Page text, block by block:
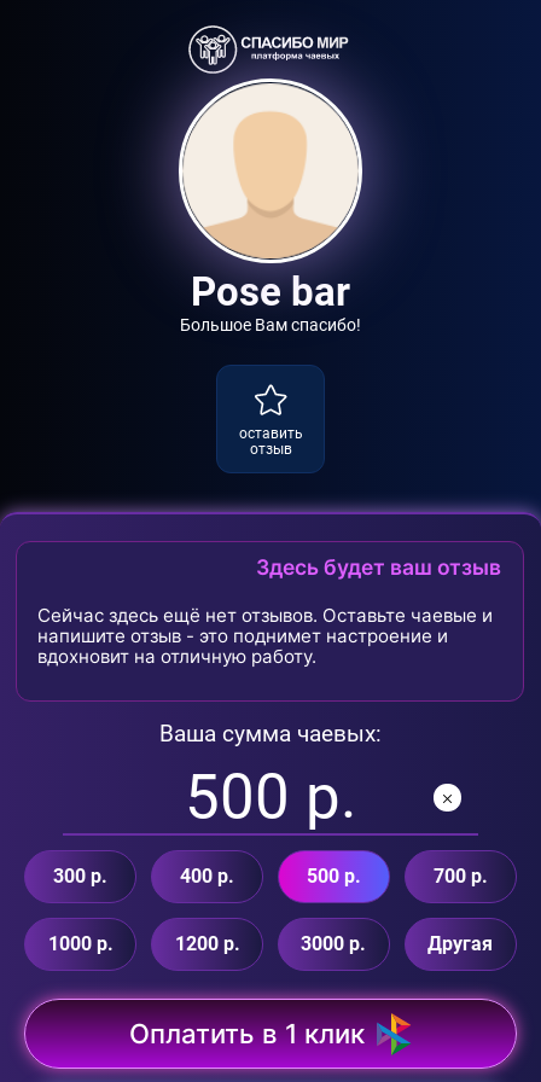
Pose bar
Большое Вам спасибо!
оставить
отзыв
Здесь будет ваш отзыв
Сейчас здесь ещё нет отзывов. Оставьте чаевые и
напишите отзыв - это поднимет настроение и
вдохновит на отличную работу.
Ваша сумма чаевых:
300 р. 400 р. 500 р. 700 р.
1000 р. 1200 р. 3000 р. Другая
Оплатить в 1 клик